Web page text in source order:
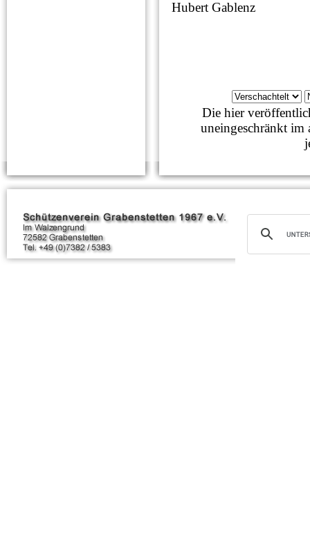
Hubert Gablenz
Die hier
uneingeschränkt im